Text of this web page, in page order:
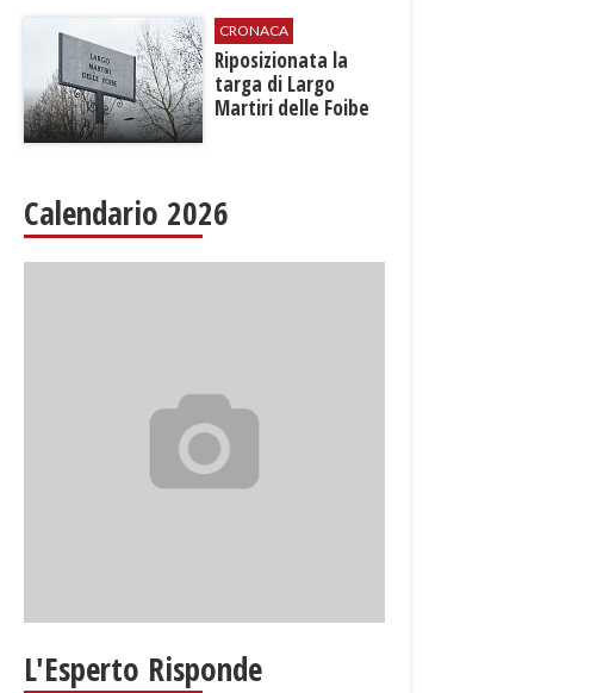
CRONACA
Riposizionata la
targa di Largo
Martiri delle Foibe
Calendario 2026
L'Esperto Risponde